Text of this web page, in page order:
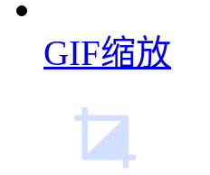
GIF缩放